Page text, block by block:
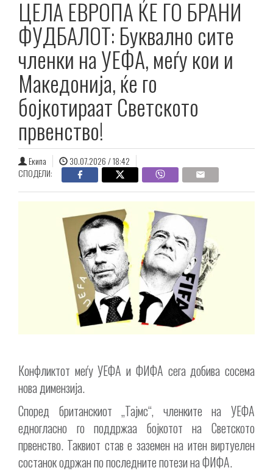
ЦЕЛА ЕВРОПА ЌЕ ГО БРАНИ
ФУДБАЛОТ: Буквално сите
членки на УЕФА, меѓу кои и
Македонија, ќе го
бојкотираат Светското
првенство!
Екипа
30.07.2026 / 18:42
СПОДЕЛИ:
Конфликтот меѓу УЕФА и ФИФА сега добива сосема
нова димензија.
Според британскиот „Тајмс“, членките на УЕФА
едногласно го поддржаа бојкотот на Светското
првенство. Таквиот став е заземен на итен виртуелен
состанок одржан по последните потези на ФИФА.